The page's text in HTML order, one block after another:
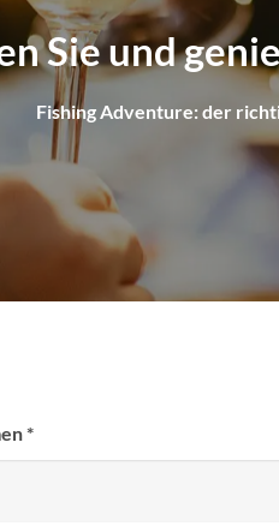
Sie und
Fishing Adventure: der
*